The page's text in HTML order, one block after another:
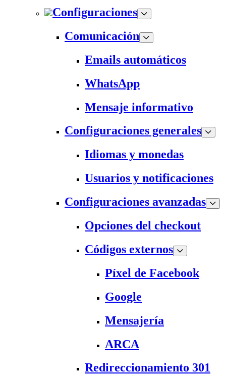
Configuraciones
Comunicación
Emails automáticos
WhatsApp
Mensaje informativo
Configuraciones generales
Idiomas y monedas
Usuarios y notificaciones
Configuraciones avanzadas
Opciones del checkout
Códigos externos
Píxel de Facebook
Google
Mensajería
ARCA
Redireccionamiento 301